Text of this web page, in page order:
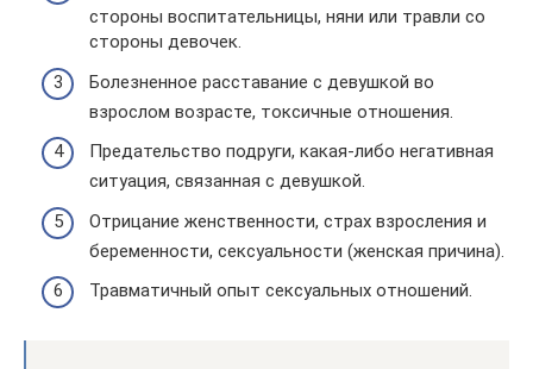
стороны воспитательницы, няни или травли со
стороны девочек.
Болезненное расставание с девушкой во
взрослом возрасте, токсичные отношения.
Предательство подруги, какая-либо негативная
ситуация, связанная с девушкой.
Отрицание женственности, страх взросления и
беременности, сексуальности (женская причина).
Травматичный опыт сексуальных отношений.